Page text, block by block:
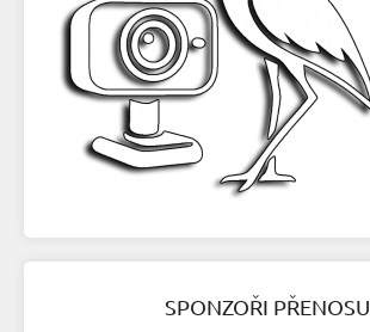
SPONZOŘI PŘENOSU